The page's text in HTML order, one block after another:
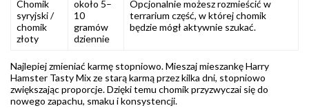
Chomik
syryjski /
chomik
złoty
około 5–
10
gramów
dziennie
Opcjonalnie możesz rozmieścić w
terrarium część, w której chomik
będzie mógł aktywnie szukać.
Najlepiej zmieniać karmę stopniowo. Mieszaj mieszankę Harry
Hamster Tasty Mix ze starą karmą przez kilka dni, stopniowo
zwiększając proporcje. Dzięki temu chomik przyzwyczai się do
nowego zapachu, smaku i konsystencji.